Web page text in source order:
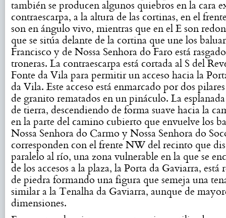
también se producen algunos quiebros en la cara
contraescarpa, a la altura de las cortinas, en el
son en ángulo vivo, mientras que en el E son
que se sitúa delante de la cortina que une los
Francisco y de Nossa Senhora do Faro está
troneras. La contraescarpa está cortada al S del
Fonte da Vila para permitir un acceso hacia la
da Vila. Este acceso está enmarcado por dos
de granito rematados en un pináculo. La
de tierra, descendiendo de forma suave hacia la
en la parte del camino cubierto que envuelve los
Nossa Senhora do Carmo y Nossa Senhora do
corresponden con el frente NW del recinto que
paralelo al río, una zona vulnerable en la que se
de los accesos a la plaza, la Porta da Gaviarra, está
de piedra formando una figura que semeja una
similar a la Tenalha da Gaviarra, aunque de
dimensiones.